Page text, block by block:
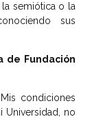
semiótica o la
sus
de Fundación
condiciones
Universidad, no